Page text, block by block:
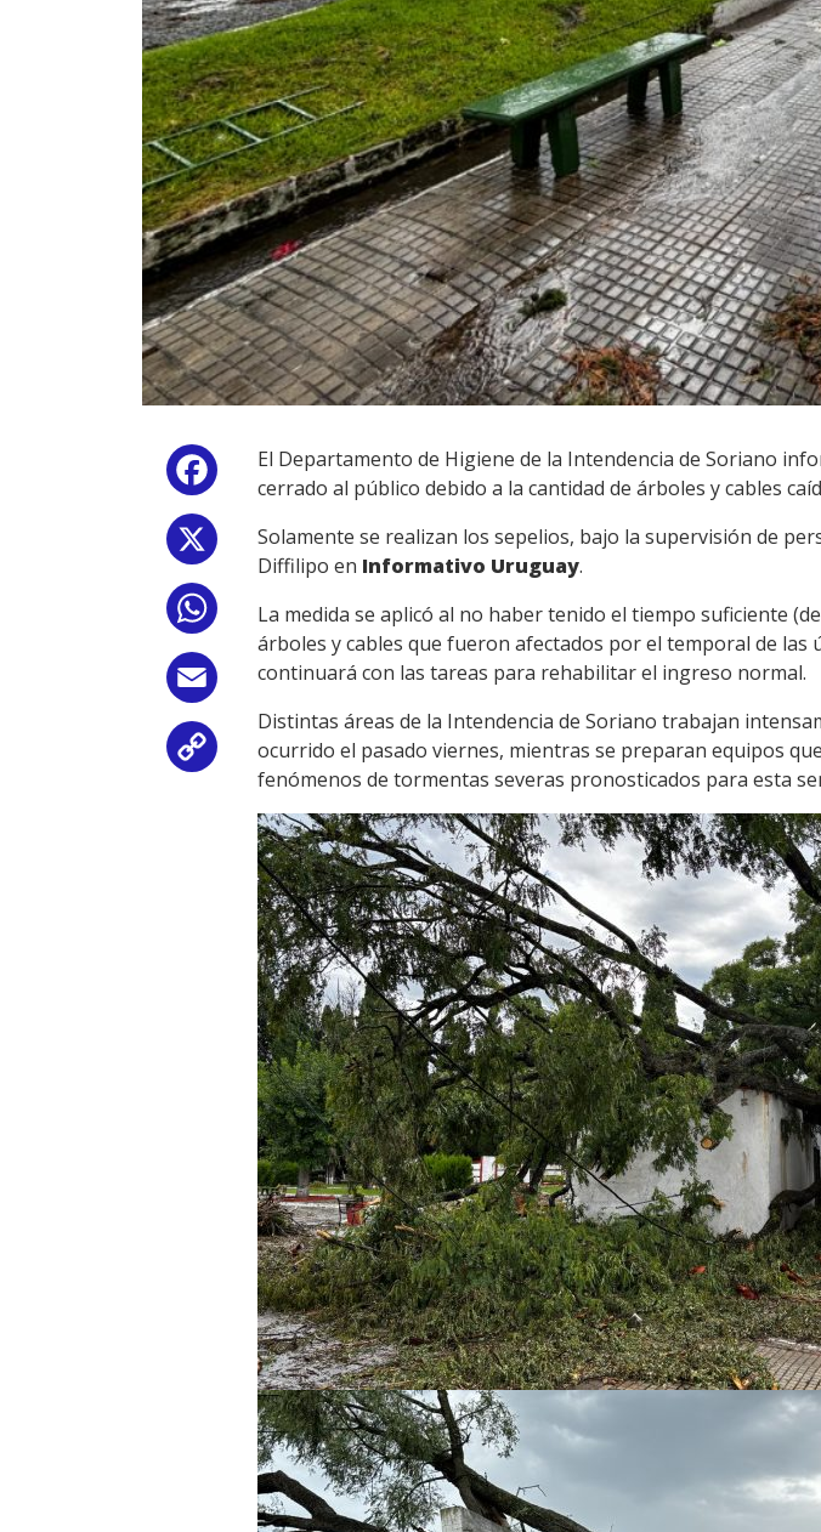
Facebook
WhatsApp
Email
Copy
El Departamento de Higiene de la Intendencia de Soriano
cerrado al público debido a la cantidad de árboles y cables
Solamente se realizan los sepelios, bajo la supervisión de
Diffilipo en Informativo Uruguay.
La medida se aplicó al no haber tenido el tiempo suficiente
árboles y cables que fueron afectados por el temporal de las
continuará con las tareas para rehabilitar el ingreso normal.
Distintas áreas de la Intendencia de Soriano trabajan
ocurrido el pasado viernes, mientras se preparan equipos
fenómenos de tormentas severas pronosticados para esta